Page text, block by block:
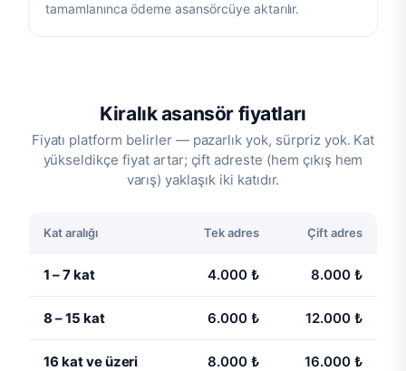
tamamlanınca ödeme asansörcüye aktarılır.
Kiralık asansör fiyatları
Fiyatı platform belirler — pazarlık yok, sürpriz yok. Kat
yükseldikçe fiyat artar; çift adreste (hem çıkış hem
varış) yaklaşık iki katıdır.
Kat aralığı Tek adres Çift adres
1 – 7 kat 4.000 ₺ 8.000 ₺
8 – 15 kat 6.000 ₺ 12.000 ₺
16 kat ve üzeri 8.000 ₺ 16.000 ₺